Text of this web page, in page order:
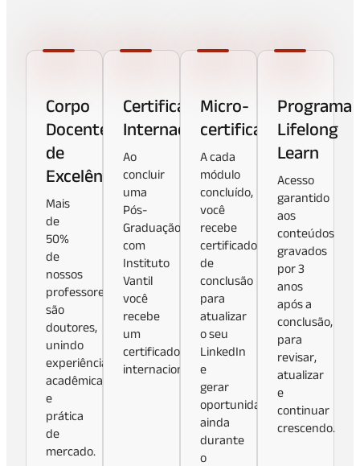
Corpo
Docente
de
Excelência
Mais
de
50%
de
nossos
professores
são
doutores,
unindo
experiência
acadêmica
e
prática
de
mercado.
Certificação
Internacional
Ao
concluir
uma
Pós-
Graduação
com
Instituto
Vantil
você
recebe
um
certificado
internacional.
Micro-
certificações
A cada
módulo
concluído,
você
recebe
certificados
de
conclusão
para
atualizar
o seu
LinkedIn
e
gerar
oportunidades
ainda
durante
o
Programa
Lifelong
Learn
Acesso
garantido
aos
conteúdos
gravados
por 3
anos
após a
conclusão,
para
revisar,
atualizar
e
continuar
crescendo.